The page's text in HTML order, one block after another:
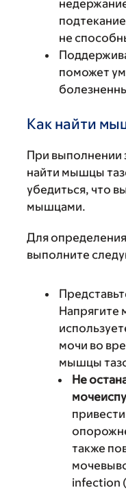
не
поможет
Как найти
При выполнении
найти мышцы
убедиться, что
мышцами.
Для
выполните
мочи во
мышцы
Не
также
infection